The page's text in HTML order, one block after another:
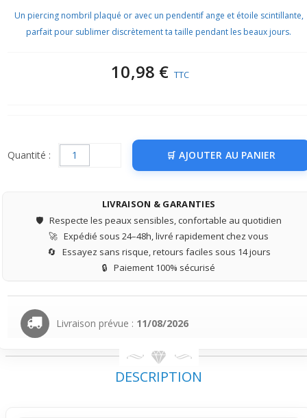
Un piercing nombril plaqué or avec un pendentif ange et étoile scintillante,
parfait pour sublimer discrètement ta taille pendant les beaux jours.
10,98 € TTC
Quantité : AJOUTER AU PANIER
LIVRAISON & GARANTIES
🛡️ Respecte les peaux sensibles, confortable au quotidien
🚀 Expédié sous 24–48h, livré rapidement chez vous
🔄 Essayez sans risque, retours faciles sous 14 jours
🔒 Paiement 100% sécurisé
Livraison prévue : 11/08/2026
DESCRIPTION